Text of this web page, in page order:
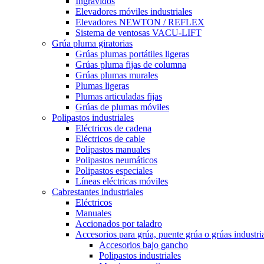
Elevadores móviles industriales
Elevadores NEWTON / REFLEX
Sistema de ventosas VACU-LIFT
Grúa pluma giratorias
Grúas plumas portátiles ligeras
Grúas pluma fijas de columna
Grúas plumas murales
Plumas ligeras
Plumas articuladas fijas
Grúas de plumas móviles
Polipastos industriales
Eléctricos de cadena
Eléctricos de cable
Polipastos manuales
Polipastos neumáticos
Polipastos especiales
Líneas eléctricas móviles
Cabrestantes industriales
Eléctricos
Manuales
Accionados por taladro
Accesorios para grúa, puente grúa o grúas
Accesorios bajo gancho
Polipastos industriales